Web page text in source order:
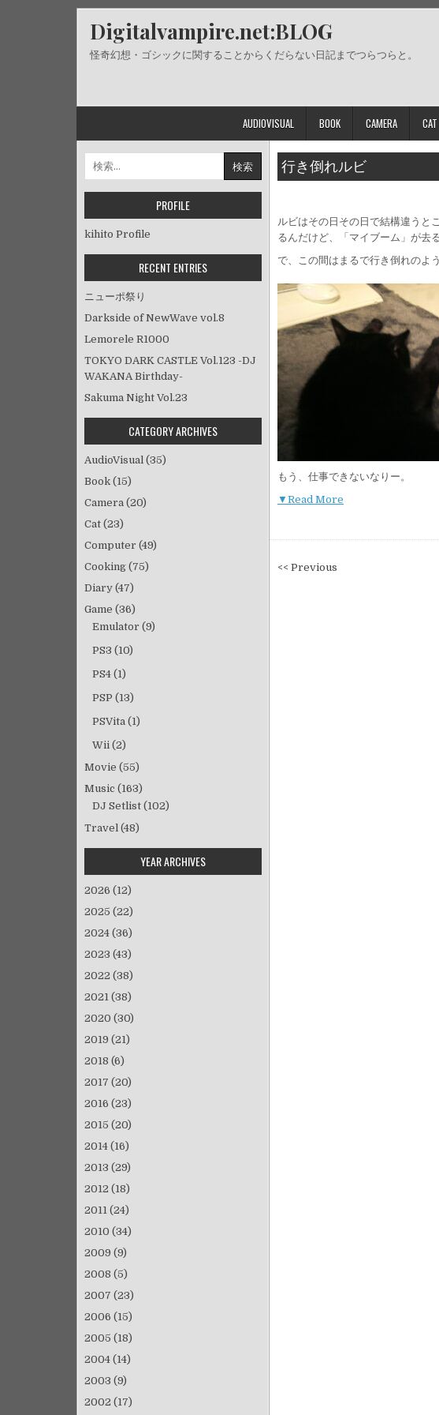
Digitalvampire.net:BLOG
怪奇幻想・ゴシックに関することからくだらない日記までつらつらと。
AUDIOVISUAL BOOK CAMERA CAT
行き倒れルビ
ルビはその日その日で結構違うと
るんだけど、「マイブーム」が去
で、この間はまるで行き倒れのよ
もう、仕事できないなりー。
▼Read More
投
<< Previous
索:
PROFILE
kihito Profile
RECENT ENTRIES
ニューポ祭り
Darkside of NewWave vol.8
Lemorele R1000
TOKYO DARK CASTLE Vol.123 -DJ
WAKANA Birthday-
Sakuma Night Vol.23
CATEGORY ARCHIVES
AudioVisual (35)
Book (15)
Camera (20)
Cat (23)
Computer (49)
Cooking (75)
Diary (47)
Game (36)
Emulator (9)
PS3 (10)
PS4 (1)
PSP (13)
PSVita (1)
Wii (2)
Movie (55)
Music (163)
DJ Setlist (102)
Travel (48)
YEAR ARCHIVES
2026 (12)
2025 (22)
2024 (36)
2023 (43)
2022 (38)
2021 (38)
2020 (30)
2019 (21)
2018 (6)
2017 (20)
2016 (23)
2015 (20)
2014 (16)
2013 (29)
2012 (18)
2011 (24)
2010 (34)
2009 (9)
2008 (5)
2007 (23)
2006 (15)
2005 (18)
2004 (14)
2003 (9)
2002 (17)